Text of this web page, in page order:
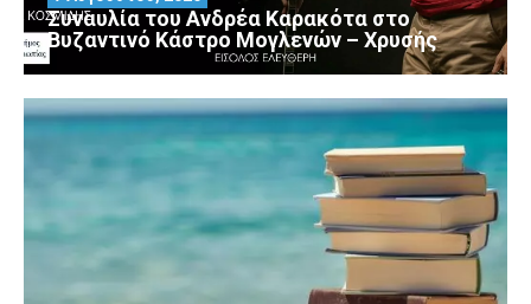
Συναυλία του Ανδρέα Καρακότα στο
Βυζαντινό Κάστρο Μογλενών – Χρυσής